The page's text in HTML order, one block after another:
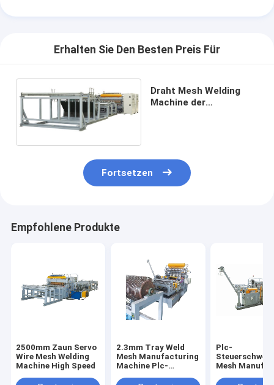
Erhalten Sie Den Besten Preis Für
Draht Mesh Welding
Machine der
Fortsetzen
Empfohlene Produkte
2500mm Zaun Servo
Wire Mesh Welding
Machine High Speed
2.3mm Tray Weld
Mesh Manufacturing
Machine Plc-
Plc-
Mesh